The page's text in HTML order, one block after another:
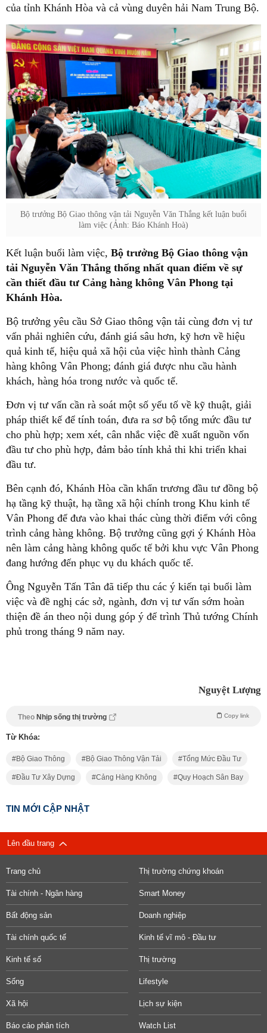
của tỉnh Khánh Hòa và cả vùng duyên hải Nam Trung Bộ.
Bộ trưởng Bộ Giao thông vận tải Nguyễn Văn Thắng kết luận buổi
làm việc (Ảnh: Báo Khánh Hoà)
Kết luận buổi làm việc, Bộ trưởng Bộ Giao thông vận
tải Nguyễn Văn Thắng thống nhất quan điểm về sự
cần thiết đầu tư Cảng hàng không Vân Phong tại
Khánh Hòa.
Bộ trưởng yêu cầu Sở Giao thông vận tải cùng đơn vị tư
vấn phải nghiên cứu, đánh giá sâu hơn, kỹ hơn về hiệu
quả kinh tế, hiệu quả xã hội của việc hình thành Cảng
hàng không Vân Phong; đánh giá được nhu cầu hành
khách, hàng hóa trong nước và quốc tế.
Đơn vị tư vấn cần rà soát một số yếu tố về kỹ thuật, giải
pháp thiết kế để tính toán, đưa ra sơ bộ tổng mức đầu tư
cho phù hợp; xem xét, cân nhắc việc đề xuất nguồn vốn
đầu tư cho phù hợp, đảm bảo tính khả thi khi triển khai
đầu tư.
Bên cạnh đó, Khánh Hòa cần khẩn trương đầu tư đồng bộ
hạ tầng kỹ thuật, hạ tầng xã hội chính trong Khu kinh tế
Vân Phong để đưa vào khai thác cùng thời điểm với công
trình cảng hàng không. Bộ trưởng cũng gợi ý Khánh Hòa
nên làm cảng hàng không quốc tế bởi khu vực Vân Phong
đang hướng đến phục vụ du khách quốc tế.
Ông Nguyễn Tấn Tân đã tiếp thu các ý kiến tại buổi làm
việc và đề nghị các sở, ngành, đơn vị tư vấn sớm hoàn
thiện đề án theo nội dung góp ý để trình Thủ tướng Chính
phủ trong tháng 9 năm nay.
Nguyệt Lượng
Theo Nhịp sống thị trường Copy link
Từ Khóa:
Bộ Giao Thông Bộ Giao Thông Vận Tải Tổng Mức Đầu Tư
Đầu Tư Xây Dựng Cảng Hàng Không Quy Hoạch Sân Bay
TIN MỚI CẬP NHẬT
Lên đầu trang
Trang chủ Thị trường chứng khoán
Tài chính - Ngân hàng Smart Money
Bất động sản Doanh nghiệp
Tài chính quốc tế Kinh tế vĩ mô - Đầu tư
Kinh tế số Thị trường
Sống Lifestyle
Xã hội Lịch sự kiện
Báo cáo phân tích Watch List